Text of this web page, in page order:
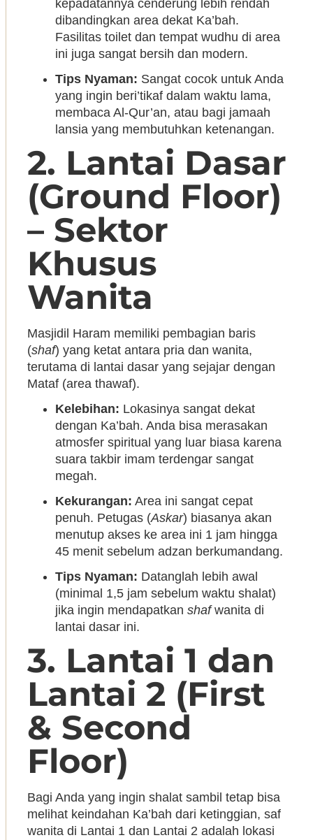
kepadatannya cenderung lebih rendah
dibandingkan area dekat Ka’bah.
Fasilitas toilet dan tempat wudhu di area
ini juga sangat bersih dan modern.
Tips Nyaman: Sangat cocok untuk Anda
yang ingin beri’tikaf dalam waktu lama,
membaca Al-Qur’an, atau bagi jamaah
lansia yang membutuhkan ketenangan.
2. Lantai Dasar
(Ground Floor)
– Sektor
Khusus
Wanita
Masjidil Haram memiliki pembagian baris
(shaf) yang ketat antara pria dan wanita,
terutama di lantai dasar yang sejajar dengan
Mataf (area thawaf).
Kelebihan: Lokasinya sangat dekat
dengan Ka’bah. Anda bisa merasakan
atmosfer spiritual yang luar biasa karena
suara takbir imam terdengar sangat
megah.
Kekurangan: Area ini sangat cepat
penuh. Petugas (Askar) biasanya akan
menutup akses ke area ini 1 jam hingga
45 menit sebelum adzan berkumandang.
Tips Nyaman: Datanglah lebih awal
(minimal 1,5 jam sebelum waktu shalat)
jika ingin mendapatkan shafwanita di
lantai dasar ini.
3. Lantai 1 dan
Lantai 2 (First
& Second
Floor)
Bagi Anda yang ingin shalat sambil tetap bisa
melihat keindahan Ka’bah dari ketinggian, saf
wanita di Lantai 1 dan Lantai 2 adalah lokasi